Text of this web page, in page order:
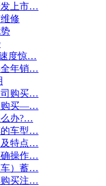
发上市…
修
度惊…
全年销…
司购买…
购买—…
么办?…
的车型…
及特点…
确操作…
车）蓄…
购买注…